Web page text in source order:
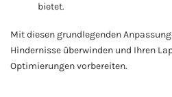
bietet.
Mit diesen grundlegenden
Hindernisse überwinden und Ihren
Optimierungen vorbereiten.